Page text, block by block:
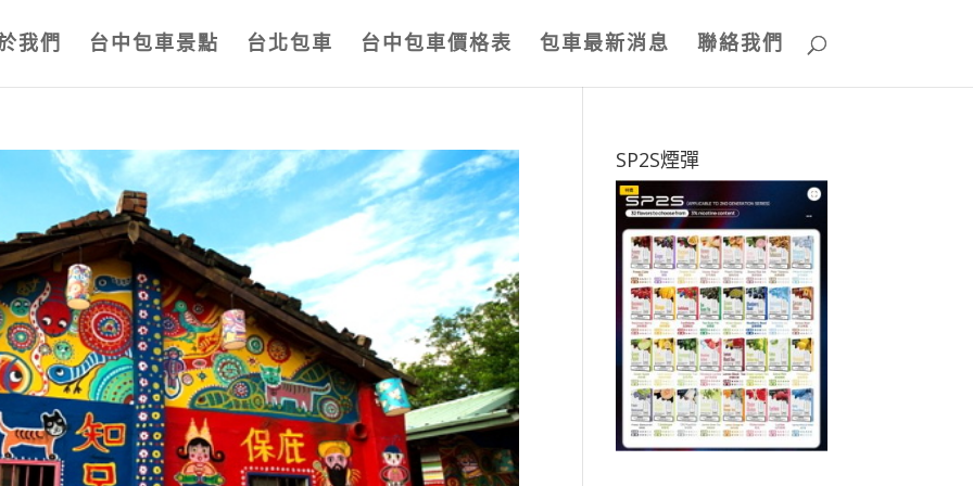
我們 台中包車景點 台北包車 台中包車價格表 包車最新消息 聯絡我們
SP2S煙彈